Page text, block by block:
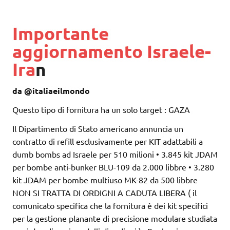
Importante
aggiornamento Israele-
Iran
da @italiaeilmondo
Questo tipo di fornitura ha un solo target : GAZA
Il Dipartimento di Stato americano annuncia un
contratto di refill esclusivamente per KIT adattabili a
dumb bombs ad Israele per 510 milioni • 3.845 kit JDAM
per bombe anti-bunker BLU-109 da 2.000 libbre • 3.280
kit JDAM per bombe multiuso MK-82 da 500 libbre
NON SI TRATTA DI ORDIGNI A CADUTA LIBERA ( il
comunicato specifica che la fornitura è dei kit specifici
per la gestione planante di precisione modulare studiata